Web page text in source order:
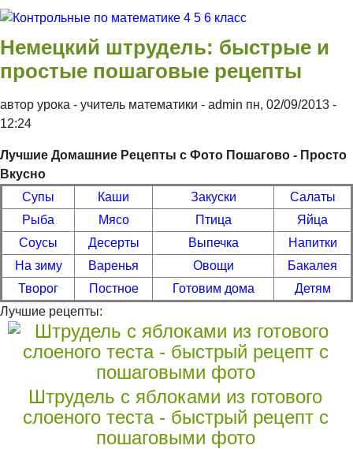
Перейти к основному содержанию
Контрольные
по
математике 4
5 6 класс
Немецкий штрудель: быстрые и
простые пошаговые рецепты
автор урока - учитель математики - admin пн, 02/09/2013 -
12:24
Лучшие Домашние Рецепты с Фото Пошагово - Просто
Вкусно
Супы
Каши Закуски
Салаты
Рыба
Мясо Птица
Яйца
Соусы
Десерты Выпечка
Напитки
На зиму
Варенья Овощи
Бакалея
Творог
Постное Готовим дома
Детям
Лучшие рецепты:
Штрудель с яблоками из готового
слоеного теста - быстрый рецепт с
пошаговыми фото